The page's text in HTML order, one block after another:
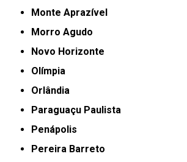
Monte Aprazível
Morro Agudo
Novo Horizonte
Olímpia
Orlândia
Paraguaçu Paulista
Penápolis
Pereira Barreto